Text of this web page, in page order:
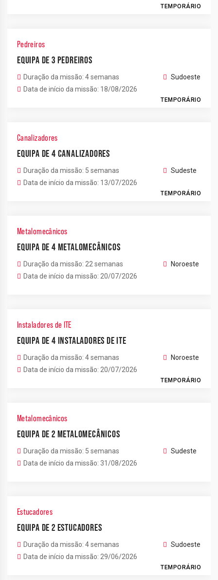
TEMPORÁRIO
Pedreiros
EQUIPA DE 3 PEDREIROS
Duração da missão: 4 semanas
Data de início da missão: 18/08/2026
Sudoeste
TEMPORÁRIO
Canalizadores
EQUIPA DE 4 CANALIZADORES
Duração da missão: 5 semanas
Data de início da missão: 13/07/2026
Sudeste
TEMPORÁRIO
Metalomecânicos
EQUIPA DE 4 METALOMECÂNICOS
Duração da missão: 22 semanas
Data de início da missão: 20/07/2026
Noroeste
Instaladores de ITE
EQUIPA DE 4 INSTALADORES DE ITE
Duração da missão: 4 semanas
Data de início da missão: 20/07/2026
Noroeste
TEMPORÁRIO
Metalomecânicos
EQUIPA DE 2 METALOMECÂNICOS
Duração da missão: 5 semanas
Data de início da missão: 31/08/2026
Sudeste
Estucadores
EQUIPA DE 2 ESTUCADORES
Duração da missão: 4 semanas
Data de início da missão: 29/06/2026
Sudoeste
TEMPORÁRIO